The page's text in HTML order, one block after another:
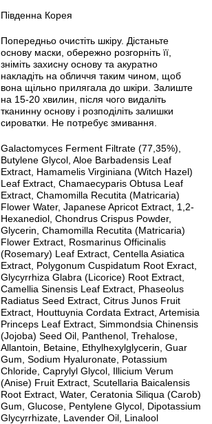
Південна Корея
Попередньо очистіть шкіру. Дістаньте
основу маски, обережно розгорніть її,
зніміть захисну основу та акуратно
накладіть на обличчя таким чином, щоб
вона щільно прилягала до шкіри. Залиште
на 15-20 хвилин, після чого видаліть
тканинну основу і розподіліть залишки
сироватки. Не потребує змивання.
Galactomyces Ferment Filtrate (77,35%),
Butylene Glycol, Aloe Barbadensis Leaf
Extract, Hamamelis Virginiana (Witch Hazel)
Leaf Extract, Chamaecyparis Obtusa Leaf
Extract, Chamomilla Recutita (Matricaria)
Flower Water, Japanese Apricot Extract, 1,2-
Hexanediol, Chondrus Crispus Powder,
Glycerin, Chamomilla Recutita (Matricaria)
Flower Extract, Rosmarinus Officinalis
(Rosemary) Leaf Extract, Centella Asiatica
Extract, Polygonum Cuspidatum Root Exract,
Glycyrrhiza Glabra (Licorice) Root Extract,
Camellia Sinensis Leaf Extract, Phaseolus
Radiatus Seed Extract, Citrus Junos Fruit
Extract, Houttuynia Cordata Extract, Artemisia
Princeps Leaf Extract, Simmondsia Chinensis
(Jojoba) Seed Oil, Panthenol, Trehalose,
Allantoin, Betaine, Ethylhexylglycerin, Guar
Gum, Sodium Hyaluronate, Potassium
Chloride, Caprylyl Glycol, Illicium Verum
(Anise) Fruit Extract, Scutellaria Baicalensis
Root Extract, Water, Ceratonia Siliqua (Carob)
Gum, Glucose, Pentylene Glycol, Dipotassium
Glycyrrhizate, Lavender Oil, Linalool